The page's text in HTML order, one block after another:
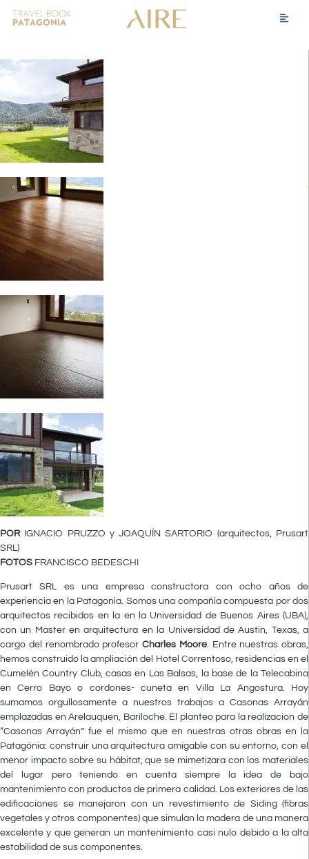
POR IGNACIO PRUZZO y JOAQUÍN SARTORIO (arquitectos, Prusart
SRL)
FOTOS FRANCISCO BEDESCHI
Prusart SRL es una empresa constructora con ocho años de
experiencia en la Patagonia. Somos una compañía compuesta por dos
arquitectos recibidos en la en la Universidad de Buenos Aires (UBA),
con un Master en arquitectura en la Universidad de Austin, Texas, a
cargo del renombrado profesor Charles Moore. Entre nuestras obras,
hemos construido la ampliación del Hotel Correntoso, residencias en el
Cumelén Country Club, casas en Las Balsas, la base de la Telecabina
en Cerro Bayo o cordones- cuneta en Villa La Angostura. Hoy
sumamos orgullosamente a nuestros trabajos a Casonas Arrayán
emplazadas en Arelauquen, Bariloche. El planteo para la realizacion de
“Casonas Arrayán” fue el mismo que en nuestras otras obras en la
Patagónia: construir una arquitectura amigable con su entorno, con el
menor impacto sobre su hábitat, que se mimetizara con los materiales
del lugar pero teniendo en cuenta siempre la idea de bajo
mantenimiento con productos de primera calidad. Los exteriores de las
edificaciones se manejaron con un revestimiento de Siding (fibras
vegetales y otros componentes) que simulan la madera de una manera
excelente y que generan un mantenimiento casi nulo debido a la alta
estabilidad de sus componentes.